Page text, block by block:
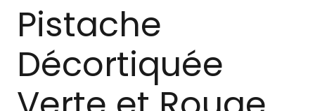
Pistache
Décortiquée